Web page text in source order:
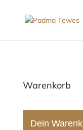
Warenkorb
Dein